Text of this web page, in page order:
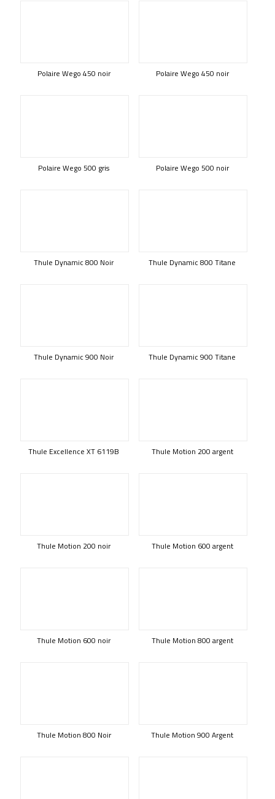
Polaire Wego 450 noir Polaire Wego 450 noir
Polaire Wego 500 gris Polaire Wego 500 noir
Thule Dynamic 800 Noir Thule Dynamic 800 Titane
Thule Dynamic 900 Noir Thule Dynamic 900 Titane
Thule Excellence XT 6119B Thule Motion 200 argent
Thule Motion 200 noir Thule Motion 600 argent
Thule Motion 600 noir Thule Motion 800 argent
Thule Motion 800 Noir Thule Motion 900 Argent